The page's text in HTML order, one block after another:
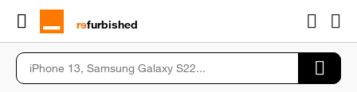
rɘfurbished